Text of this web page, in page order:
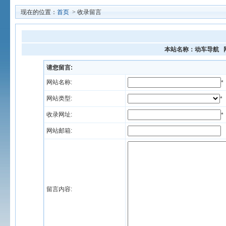
现在的位置： 首页 > 收录留言
本站名称：动车导航
请您留言:
网站名称: *
网站类型: *
收录网址: *
网站邮箱:
留言内容: